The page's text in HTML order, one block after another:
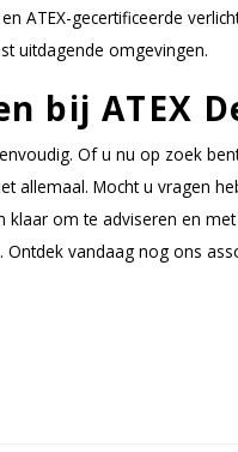
ATEX-gecertificeerde
uitdagende omgevingen.
bij ATEX
Of u nu op zoek
allemaal. Mocht u vragen
om te adviseren en
vandaag nog ons